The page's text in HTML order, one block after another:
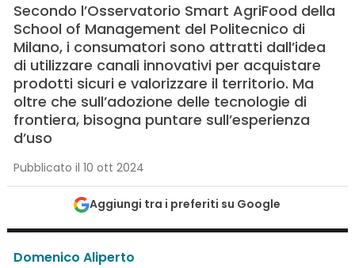
Secondo l’Osservatorio Smart AgriFood della
School of Management del Politecnico di
Milano, i consumatori sono attratti dall’idea
di utilizzare canali innovativi per acquistare
prodotti sicuri e valorizzare il territorio. Ma
oltre che sull’adozione delle tecnologie di
frontiera, bisogna puntare sull’esperienza
d’uso
Pubblicato il 10 ott 2024
Aggiungi tra i preferiti su Google
Domenico Aliperto